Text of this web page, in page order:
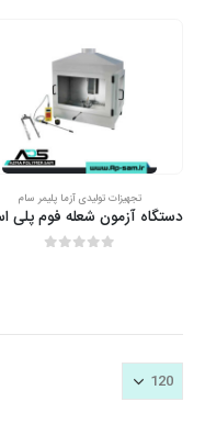
تجهیزات تولیدی آزما پلیمر سام